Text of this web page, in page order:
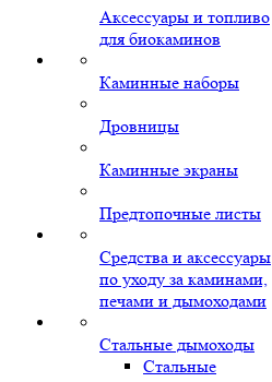
Аксессуары и топливо
для биокаминов
Каминные наборы
Дровницы
Каминные экраны
Предтопочные листы
Средства и аксессуары
по уходу за каминами,
печами и дымоходами
Стальные дымоходы
Стальные